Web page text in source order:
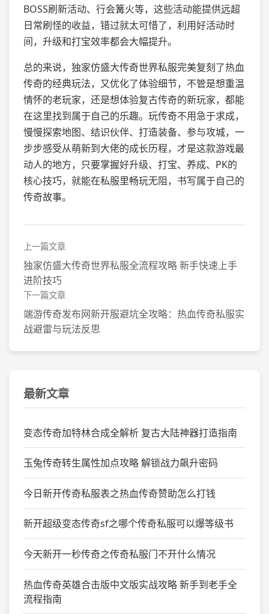
BOSS刷新活动、行会篝火等，这些活动能提供远超
日常刷怪的收益，错过就太可惜了，利用好活动时
间，升级和打宝效率都会大幅提升。
总的来说，独家仿盛大传奇世界私服完美复刻了热血
传奇的经典玩法，又优化了体验细节，不管是想重温
情怀的老玩家，还是想体验复古传奇的新玩家，都能
在这里找到属于自己的乐趣。玩传奇不用急于求成，
慢慢探索地图、结识伙伴、打造装备、参与攻城，一
步步感受从萌新到大佬的成长历程，才是这款游戏最
动人的地方，只要掌握好升级、打宝、养成、PK的
核心技巧，就能在私服里畅玩无阻，书写属于自己的
传奇故事。
上一篇文章
独家仿盛大传奇世界私服全流程攻略 新手快速上手
进阶技巧
下一篇文章
端游传奇发布网新开服避坑全攻略：热血传奇私服实
战避雷与玩法反思
最新文章
变态传奇加特林合成全解析 复古大陆神器打造指南
玉兔传奇转生属性加点攻略 解锁战力飙升密码
今日新开传奇私服表之热血传奇赞助怎么打钱
新开超级变态传奇sf之哪个传奇私服可以爆等级书
今天新开一秒传奇之传奇私服门不开什么情况
热血传奇英雄合击版中文版实战攻略 新手到老手全
流程指南